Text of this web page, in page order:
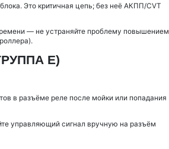
Это критичная цепь; без неё АКПП/CVT
— не устраняйте проблему повышением
E)
в разъёме реле после мойки или попадания
управляющий сигнал вручную на разъём